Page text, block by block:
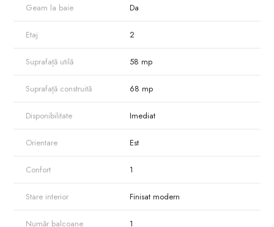
Geam la baie Da
Etaj 2
Suprafață utilă 58 mp
Suprafață construită 68 mp
Disponibilitate Imediat
Orientare Est
Confort 1
Stare interior Finisat modern
Număr balcoane 1